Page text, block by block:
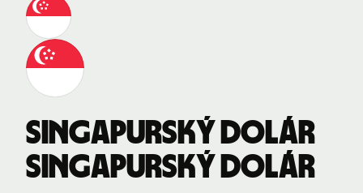
Singapurský dolár
Singapurský dolár